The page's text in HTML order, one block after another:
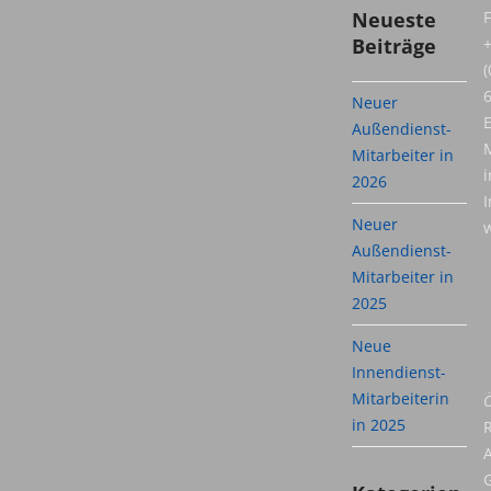
Neueste
Beiträge
Neuer
Außendienst-
Mitarbeiter in
2026
Neuer
Außendienst-
Mitarbeiter in
2025
Neue
Innendienst-
Mitarbeiterin
in 2025